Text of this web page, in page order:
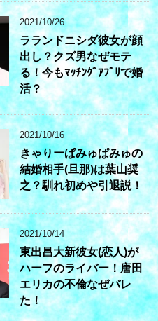
2021/10/26
ラランドニシダ彼女が顔
出し？クズ男なぜモテ
る！今もﾏｯﾁﾝｸﾞｱﾌﾟﾘで婚
活？
2021/10/16
きゃりーぱみゅぱみゅの
結婚相手(旦那)は葉山奨
之？馴れ初めや引退説！
2021/10/14
東出昌大新彼女(恋人)が
ハーフのライバー！唐田
エリカの不倫なぜバレ
た！